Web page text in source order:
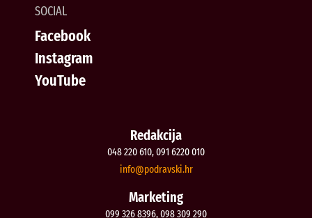
SOCIAL
Facebook
Instagram
YouTube
Redakcija
048 220 610, 091 6220 010
rh.iksvardop
@ofni
Marketing
099 326 8396, 098 309 290